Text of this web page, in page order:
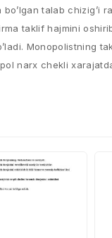
talab chizig’i
taklif hajmini
Monopolistning
narx chekli